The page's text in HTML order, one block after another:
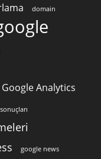
domain
Google Analytics
google news